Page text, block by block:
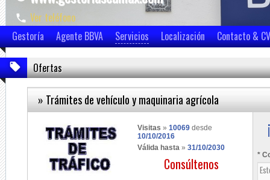
Ver teléfono
Ver móvil
Gestoría Agente BBVA Servicios Localización Contacto & CV
Ofertas
» Trámites de vehículo y maquinaria agrícola
Visitas » 10069 desde
10/10/2016
Válida hasta » 31/10/2030
Consúltenos *